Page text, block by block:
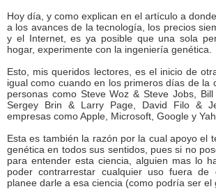
Hoy día, y como explican en el artículo a
a los avances de la tecnología, los precios
y el Internet, es ya posible que una sola
hogar, experimente con la ingeniería genética.
Esto, mis queridos lectores, es el inicio de
igual como cuando en los primeros días de la
personas como Steve Woz & Steve Jobs, Bill
Sergey Brin & Larry Page, David Filo &
empresas como Apple, Microsoft, Google y
Esta es también la razón por la cual apoyo el
genética en todos sus sentidos, pues si no
para entender esta ciencia, alguien mas lo
poder contrarrestar cualquier uso fuera de
planee darle a esa ciencia (como podría ser el